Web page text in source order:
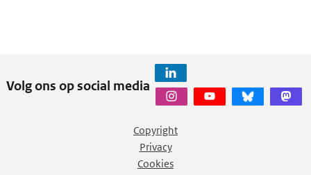
Volg ons op social media
Copyright
Privacy
Cookies